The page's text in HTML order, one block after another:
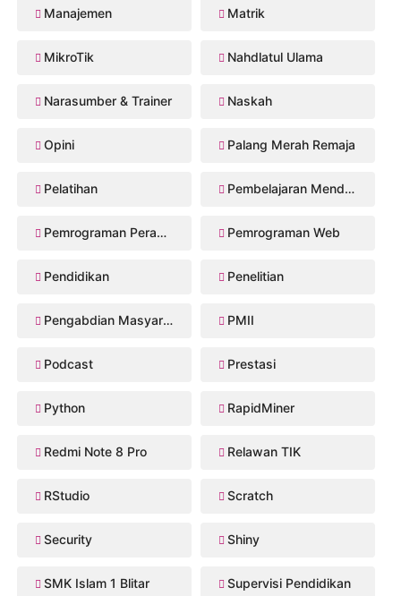
Manajemen Matrik
MikroTik Nahdlatul Ulama
Narasumber & Trainer Naskah
Opini Palang Merah Remaja
Pelatihan Pembelajaran Mendalam
Pemrograman Perangkat Bergerak Pemrograman Web
Pendidikan Penelitian
Pengabdian Masyarakat PMII
Podcast Prestasi
Python RapidMiner
Redmi Note 8 Pro Relawan TIK
RStudio Scratch
Security Shiny
SMK Islam 1 Blitar Supervisi Pendidikan